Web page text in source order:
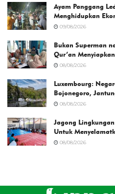
Ayam Panggang
Menghidupkan
09/08/2026
Bukan Superman
Qur’an
08/08/2026
Luxembourg:
Bojonegoro,
08/08/2026
Jagong
Untuk
08/08/2026